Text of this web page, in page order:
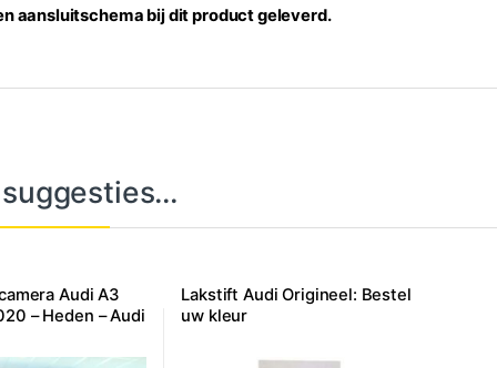
aansluitschema bij dit product geleverd.
Audi A3
– Heden – Audi
Lakstift Audi Origineel: Bestel
uw kleur